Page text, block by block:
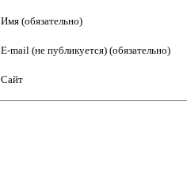
Имя (обязательно)
E-mail (не публикуется) (обязательно)
Сайт